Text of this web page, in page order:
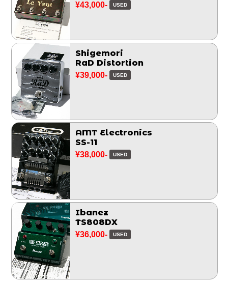
¥43,000- USED
Shigemori
RaD Distortion
¥39,000- USED
AMT Electronics
SS-11
¥38,000- USED
Ibanez
TS808DX
¥36,000- USED